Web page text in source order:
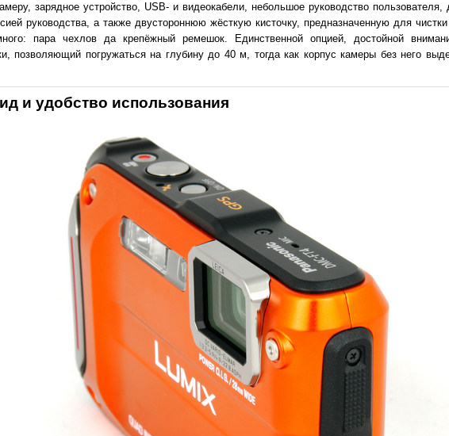
зарядное устройство, USB- и видеокабели, небольшое руководство
руководства, а также двустороннюю жёсткую кисточку, предназначенную для
пара чехлов да крепёжный ремешок. Единственной опцией, достойной
позволяющий погружаться на глубину до 40 м, тогда как корпус камеры без него
и удобство использования